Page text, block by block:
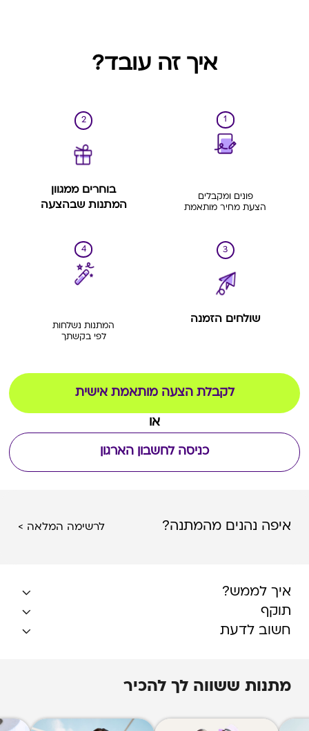
נהדרת לחוות את ההשפעה של העץ לסוגיו על טעמי
הוויסקי, באווירה אינטימית וייחודית .
איך זה עובד?
1
פונים ומקבלים
הצעת מחיר מותאמת
2
בוחרים ממגוון
המתנות שבהצעה
3
שולחים הזמנה
4
המתנות נשלחות
לפי בקשתך
כניסה לחשבון הארגון
או
לקבלת הצעה מותאמת אישית
איפה נהנים מהמתנה? לרשימה המלאה >
איך לממש?
תוקף
חשוב לדעת
מתנות ששווה לך להכיר